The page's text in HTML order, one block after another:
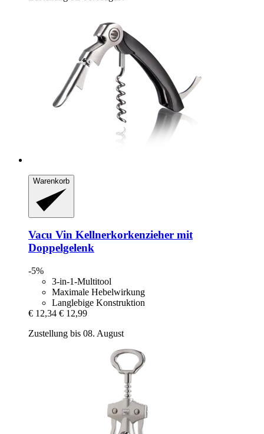
Warenkorb
Vacu Vin Kellnerkorkenzieher mit
Doppelgelenk
-5%
3-in-1-Multitool
Maximale Hebelwirkung
Langlebige Konstruktion
€ 12,34 € 12,99
Zustellung bis 08. August